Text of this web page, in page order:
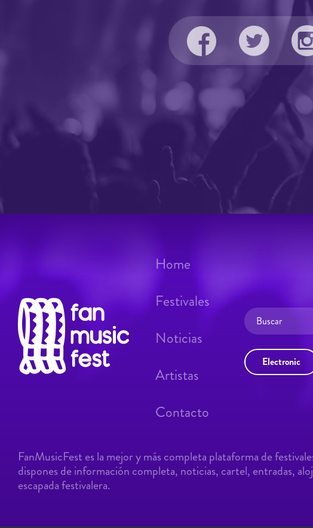
Electronic
Home
Festivales
Noticias
Artistas
Contacto
FanMusicFest es la mejor y más completa plataforma de
dispones de información completa, noticias, cartel, entradas,
escapada festivalera.